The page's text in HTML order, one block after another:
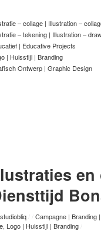
– collage | Illustration –
– tekening | Illustration –
| Educative Projects
| Huisstijl | Branding
Ontwerp | Graphic Design
en
studiobliq
Campagne | Branding
Logo | Huisstijl | Branding